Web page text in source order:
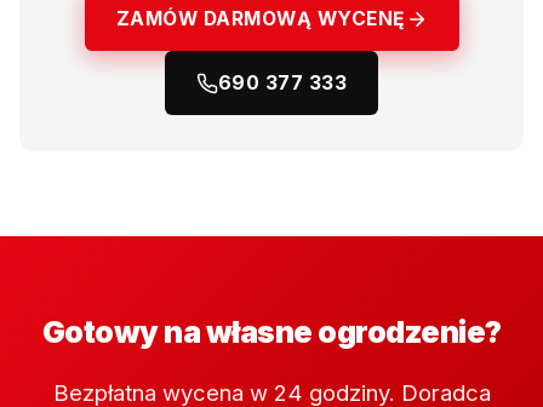
ZAMÓW DARMOWĄ WYCENĘ
690 377 333
Gotowy na własne ogrodzenie?
Bezpłatna wycena w 24 godziny. Doradca